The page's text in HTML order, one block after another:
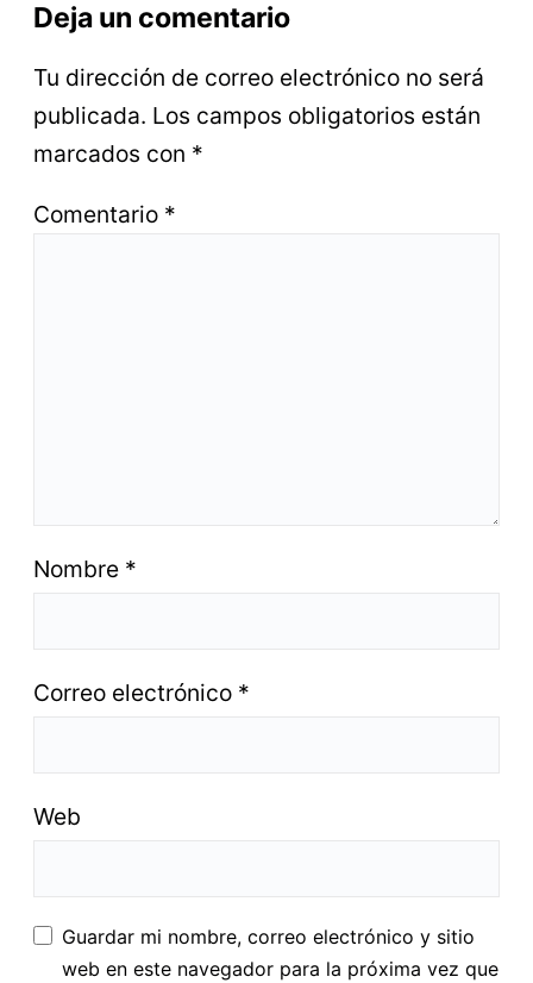
Deja un comentario
Tu dirección de correo electrónico no será
publicada. Los campos obligatorios están
marcados con *
Comentario *
Nombre *
Correo electrónico *
Web
Guardar mi nombre, correo electrónico y sitio
web en este navegador para la próxima vez que